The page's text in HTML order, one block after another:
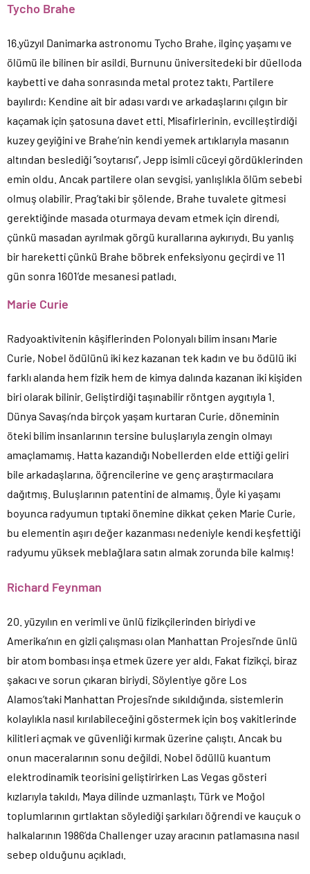
Tycho Brahe
16.yüzyıl Danimarka astronomu Tycho Brahe, ilginç yaşamı ve
ölümü ile bilinen bir asildi. Burnunu üniversitedeki bir düelloda
kaybetti ve daha sonrasında metal protez taktı. Partilere
bayılırdı: Kendine ait bir adası vardı ve arkadaşlarını çılgın bir
kaçamak için şatosuna davet etti. Misafirlerinin, evcilleştirdiği
kuzey geyiğini ve Brahe’nin kendi yemek artıklarıyla masanın
altından beslediği ‘’soytarısı’’, Jepp isimli cüceyi gördüklerinden
emin oldu. Ancak partilere olan sevgisi, yanlışlıkla ölüm sebebi
olmuş olabilir. Prag’taki bir şölende, Brahe tuvalete gitmesi
gerektiğinde masada oturmaya devam etmek için direndi,
çünkü masadan ayrılmak görgü kurallarına aykırıydı. Bu yanlış
bir hareketti çünkü Brahe böbrek enfeksiyonu geçirdi ve 11
gün sonra 1601’de mesanesi patladı.
Marie Curie
Radyoaktivitenin kâşiflerinden Polonyalı bilim insanı Marie
Curie, Nobel ödülünü iki kez kazanan tek kadın ve bu ödülü iki
farklı alanda hem fizik hem de kimya dalında kazanan iki kişiden
biri olarak bilinir. Geliştirdiği taşınabilir röntgen aygıtıyla 1.
Dünya Savaşı’nda birçok yaşam kurtaran Curie, döneminin
öteki bilim insanlarının tersine buluşlarıyla zengin olmayı
amaçlamamış. Hatta kazandığı Nobellerden elde ettiği geliri
bile arkadaşlarına, öğrencilerine ve genç araştırmacılara
dağıtmış. Buluşlarının patentini de almamış. Öyle ki yaşamı
boyunca radyumun tıptaki önemine dikkat çeken Marie Curie,
bu elementin aşırı değer kazanması nedeniyle kendi keşfettiği
radyumu yüksek meblağlara satın almak zorunda bile kalmış!
Richard Feynman
20. yüzyılın en verimli ve ünlü fizikçilerinden biriydi ve
Amerika’nın en gizli çalışması olan Manhattan Projesi’nde ünlü
bir atom bombası inşa etmek üzere yer aldı. Fakat fizikçi, biraz
şakacı ve sorun çıkaran biriydi. Söylentiye göre Los
Alamos’taki Manhattan Projesi’nde sıkıldığında, sistemlerin
kolaylıkla nasıl kırılabileceğini göstermek için boş vakitlerinde
kilitleri açmak ve güvenliği kırmak üzerine çalıştı. Ancak bu
onun maceralarının sonu değildi. Nobel ödüllü kuantum
elektrodinamik teorisini geliştirirken Las Vegas gösteri
kızlarıyla takıldı, Maya dilinde uzmanlaştı, Türk ve Moğol
toplumlarının gırtlaktan söylediği şarkıları öğrendi ve kauçuk o
halkalarının 1986’da Challenger uzay aracının patlamasına nasıl
sebep olduğunu açıkladı.